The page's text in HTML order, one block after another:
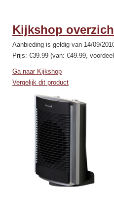
Kijkshop
Aanbieding is geldig van 14/09/
Prijs: €39.99 (van: €49.99,
Ga naar Kijkshop
Vergelijk dit product